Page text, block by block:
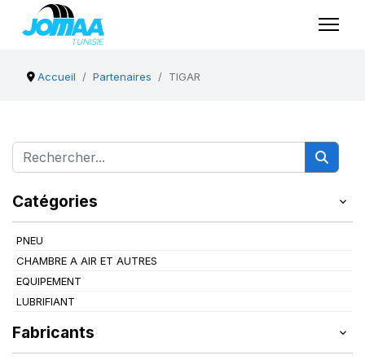
Accueil Partenaires TIGAR
Catégories
PNEU
CHAMBRE A AIR ET AUTRES
EQUIPEMENT
LUBRIFIANT
Fabricants